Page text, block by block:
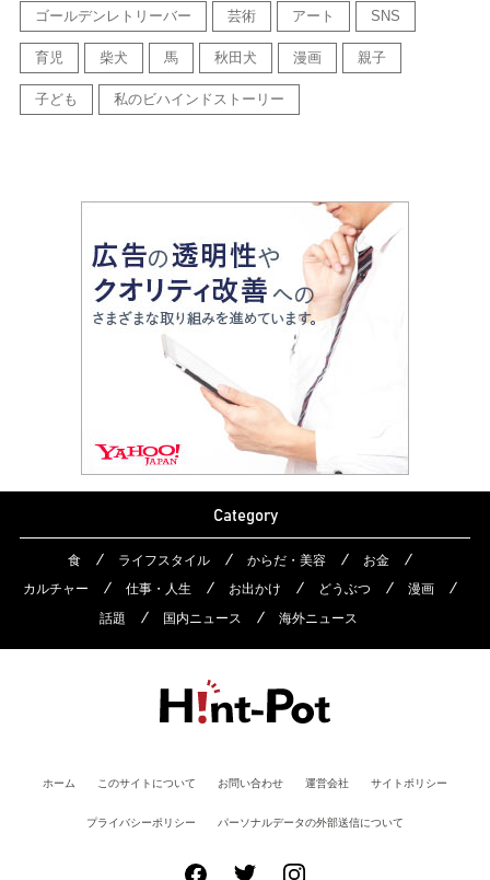
ゴールデンレトリーバー 芸術 アート SNS
育児 柴犬 馬 秋田犬 漫画 親子
子ども 私のビハインドストーリー
Category
食 ライフスタイル からだ・美容
お金
カルチャー
仕事・人生 お出かけ どうぶつ
漫画
話題
国内ニュース 海外ニュース
ホーム このサイトについて お問い合わせ 運営会社 サイトポリシー
プライバシーポリシー パーソナルデータの外部送信について